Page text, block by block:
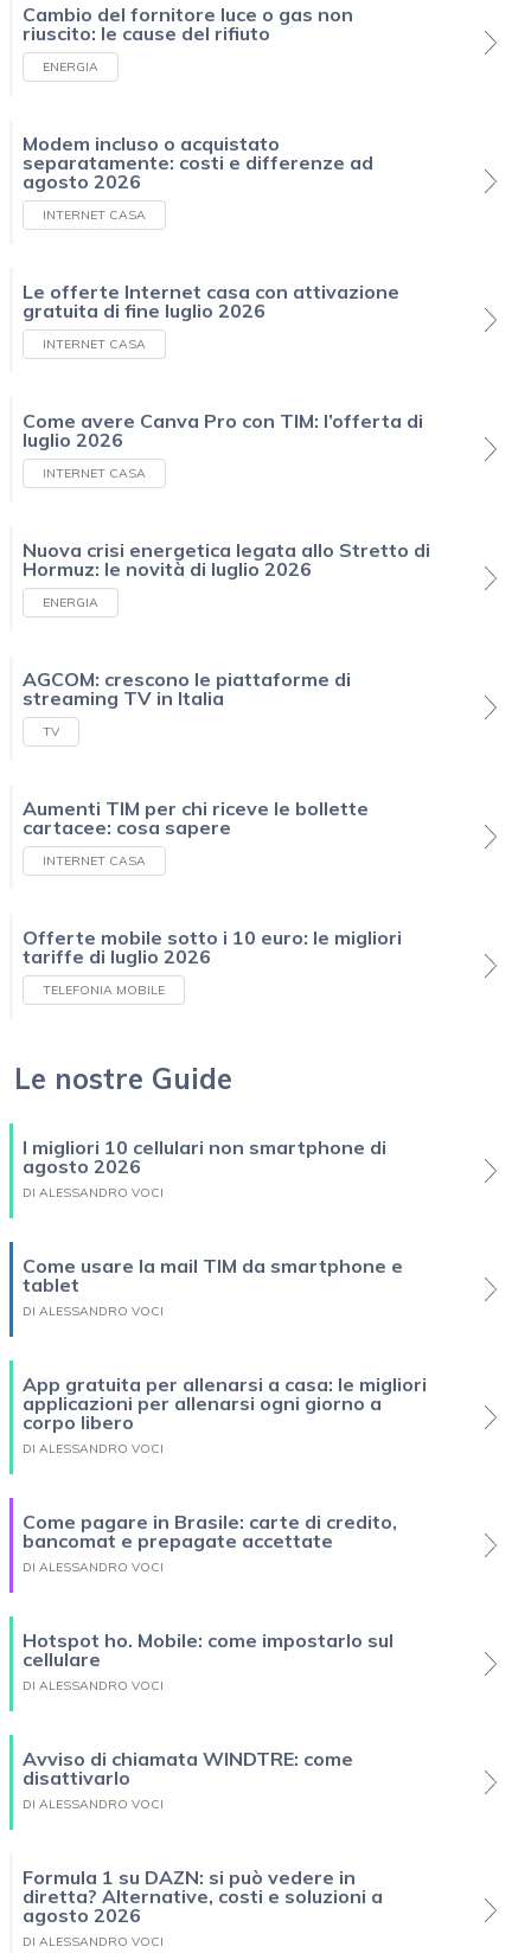
Cambio del fornitore luce o gas non
riuscito: le cause del rifiuto
ENERGIA
Modem incluso o acquistato
separatamente: costi e differenze ad
agosto 2026
INTERNET CASA
Le offerte Internet casa con attivazione
gratuita di fine luglio 2026
INTERNET CASA
Come avere Canva Pro con TIM: l’offerta di
luglio 2026
INTERNET CASA
Nuova crisi energetica legata allo Stretto di
Hormuz: le novità di luglio 2026
ENERGIA
AGCOM: crescono le piattaforme di
streaming TV in Italia
TV
Aumenti TIM per chi riceve le bollette
cartacee: cosa sapere
INTERNET CASA
Offerte mobile sotto i 10 euro: le migliori
tariffe di luglio 2026
TELEFONIA MOBILE
Le nostre Guide
I migliori 10 cellulari non smartphone di
agosto 2026
DI ALESSANDRO VOCI
Come usare la mail TIM da smartphone e
tablet
DI ALESSANDRO VOCI
App gratuita per allenarsi a casa: le migliori
applicazioni per allenarsi ogni giorno a
corpo libero
DI ALESSANDRO VOCI
Come pagare in Brasile: carte di credito,
bancomat e prepagate accettate
DI ALESSANDRO VOCI
Hotspot ho. Mobile: come impostarlo sul
cellulare
DI ALESSANDRO VOCI
Avviso di chiamata WINDTRE: come
disattivarlo
DI ALESSANDRO VOCI
Formula 1 su DAZN: si può vedere in
diretta? Alternative, costi e soluzioni a
agosto 2026
DI ALESSANDRO VOCI